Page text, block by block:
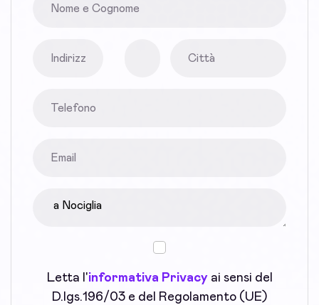
Letta l'informativa Privacyai sensi del
D.lgs.196/03 e del Regolamento (UE)